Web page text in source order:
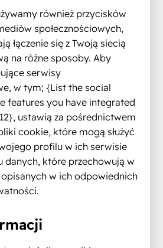
również przycisków
społecznościowych,
łączenie się z Twoją siecią
na różne sposoby. Aby
serwisy
w tym; {List the social
features you have integrated
ustawią za pośrednictwem
cookie, które mogą służyć
profilu w ich serwisie
danych, które przechowują w
w ich odpowiednich